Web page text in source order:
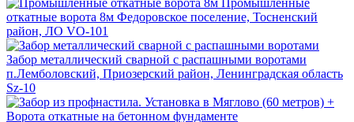
откатные ворота 8м Федоровское поселение, Тосненский
район, ЛО VO-101
Забор металлический сварной с распашными воротами
п.Лемболовский, Приозерский район, Ленинградская область
Sz-10